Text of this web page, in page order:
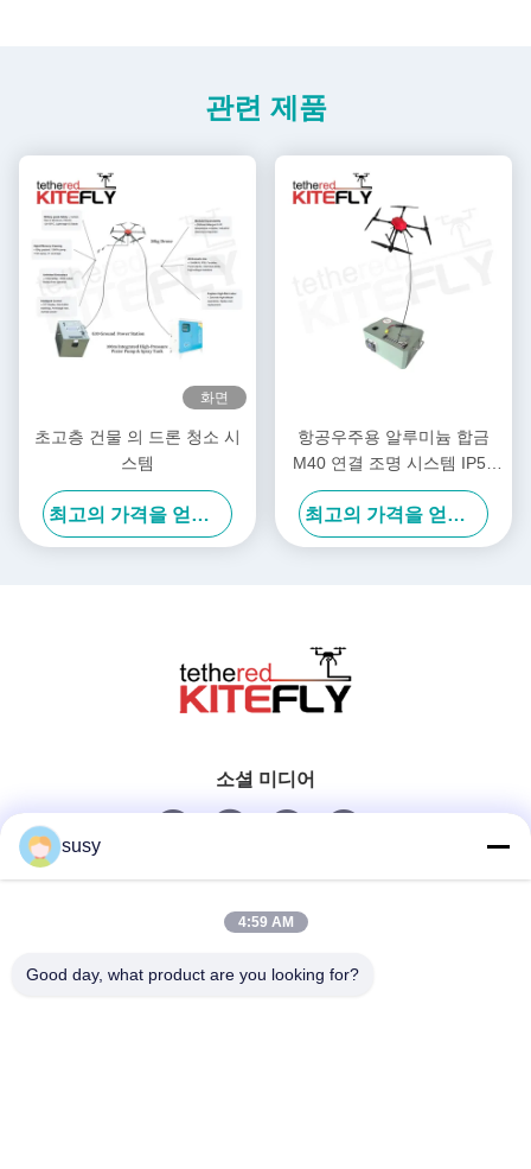
관련 제품
화면
초고층 건물 의 드론 청소 시
스템
최고의 가격을 얻으십시오
항공우주용 알루미늄 합금
M40 연결 조명 시스템 IP54
Kitefly
최고의 가격을 얻으십시오
소셜 미디어
빠른 연락
susy
4:59 AM
Good day, what product are you looking for?